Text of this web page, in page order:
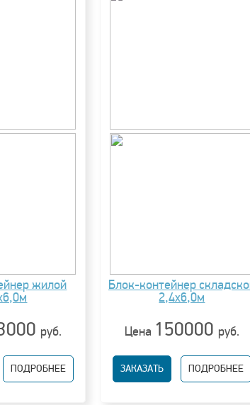
жилой
руб.
ПОДРОБНЕЕ
Блок-контейнер
2,4х6,0м
Цена 150000 руб.
ЗАКАЗАТЬ ПОДРОБНЕЕ